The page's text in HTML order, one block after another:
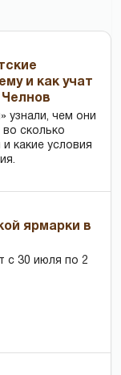
и как учат
узнали, чем они
сколько
какие условия
ярмарки в
с 30 июля по 2